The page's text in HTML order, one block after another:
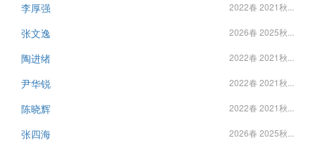
李厚强 2022春 2021秋...
张文逸 2026春 2025秋...
陶进绪 2022春 2021秋...
尹华锐 2022春 2021秋...
陈晓辉 2022春 2021秋...
张四海 2026春 2025秋...